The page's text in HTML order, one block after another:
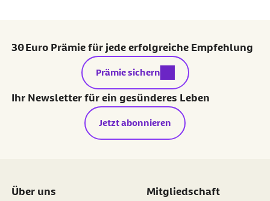
30 Euro Prämie für jede erfolgreiche Empfehlung
externer Link:
Prämie sichern
Ihr Newsletter für ein gesünderes Leben
Jetzt abonnieren
Über uns Mitgliedschaft